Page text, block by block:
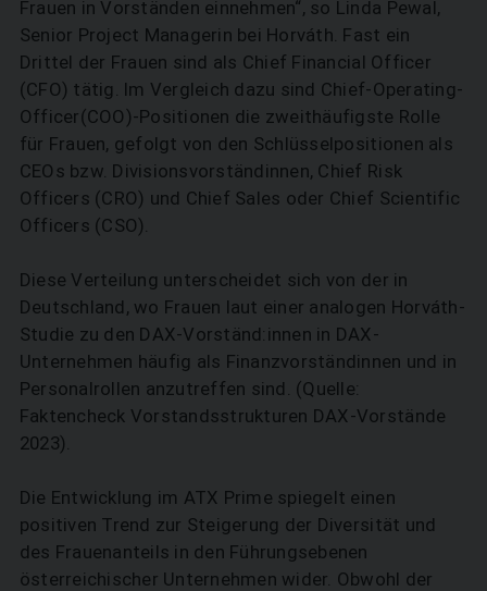
Frauen in Vorständen einnehmen“, so Linda Pewal,
Senior Project Managerin bei Horváth. Fast ein
Drittel der Frauen sind als Chief Financial Officer
(CFO) tätig. Im Vergleich dazu sind Chief-Operating-
Officer(COO)-Positionen die zweithäufigste Rolle
für Frauen, gefolgt von den Schlüsselpositionen als
CEOs bzw. Divisionsvorständinnen, Chief Risk
Officers (CRO) und Chief Sales oder Chief Scientific
Officers (CSO).
Diese Verteilung unterscheidet sich von der in
Deutschland, wo Frauen laut einer analogen Horváth-
Studie zu den DAX-Vorständ:innen in DAX-
Unternehmen häufig als Finanzvorständinnen und in
Personalrollen anzutreffen sind. (Quelle:
Faktencheck Vorstandsstrukturen DAX-Vorstände
2023).
Die Entwicklung im ATX Prime spiegelt einen
positiven Trend zur Steigerung der Diversität und
des Frauenanteils in den Führungsebenen
österreichischer Unternehmen wider. Obwohl der